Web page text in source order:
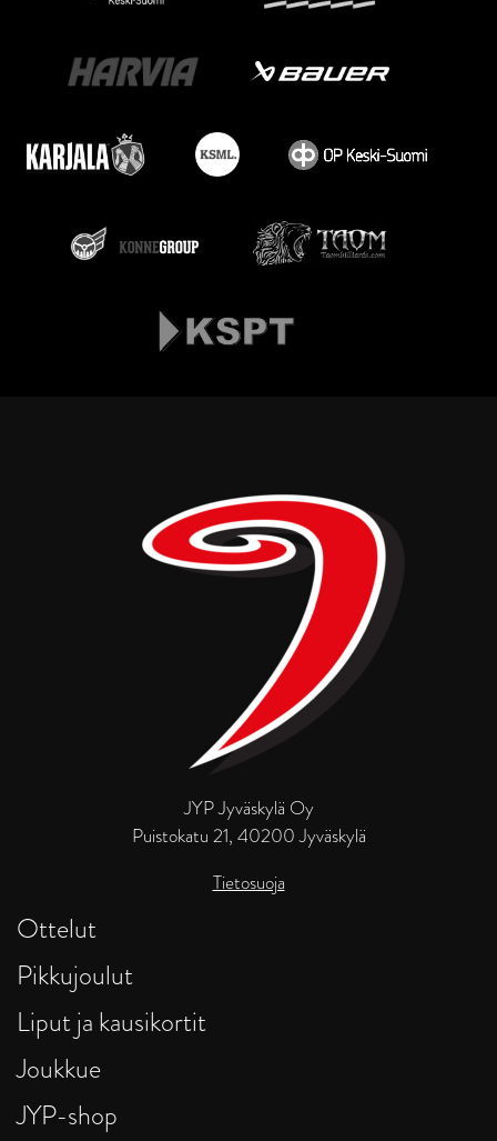
JYP Jyväskylä Oy
Puistokatu 21, 40200 Jyväskylä
Tietosuoja
Ottelut
Pikkujoulut
Liput ja kausikortit
Joukkue
JYP-shop